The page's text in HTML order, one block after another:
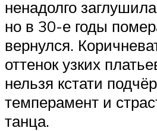
ненадолго
но в 30-е годы
вернулся.
оттенок узких
нельзя кстати
темперамент и
танца.